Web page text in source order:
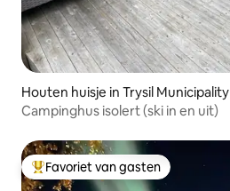
Houten huisje in Trysil Municipality
Campinghus isolert (ski in en uit)
Topfavoriet van gasten
Favoriet van gasten